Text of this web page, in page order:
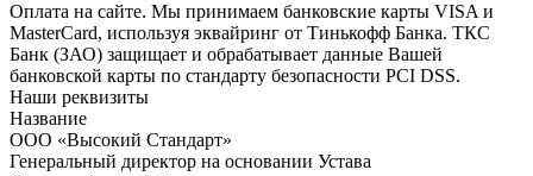
Оплата на сайте. Мы принимаем банковские карты VISA и
MasterCard, используя эквайринг от Тинькофф Банка. ТКС
Банк (ЗАО) защищает и обрабатывает данные Вашей
банковской карты по стандарту безопасности PCI DSS.
Наши реквизиты
Название
ООО «Высокий Стандарт»
Генеральный директор на основании Устава